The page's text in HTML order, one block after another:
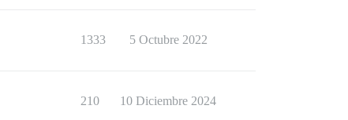
1333 5 Octubre 2022
210 10 Diciembre 2024